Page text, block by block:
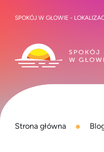
Strona główna
SPOKÓJ W GŁOWIE -